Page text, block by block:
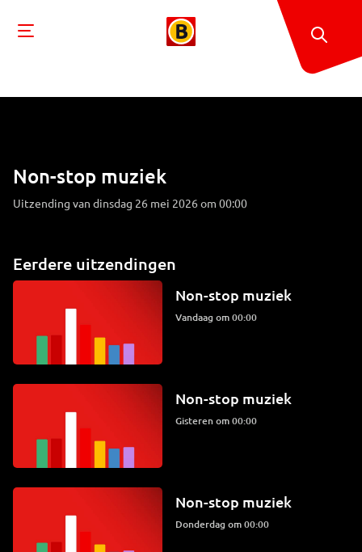
Non-stop muziek
Uitzending van dinsdag 26 mei 2026 om 00:00
Eerdere uitzendingen
Non-stop muziek
Vandaag om 00:00
Non-stop muziek
Gisteren om 00:00
Non-stop muziek
donderdag om 00:00